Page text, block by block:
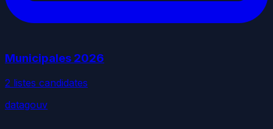
Municipales 2026
2 listes candidates
datagouv